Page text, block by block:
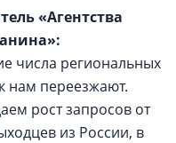
«Агентства
числа региональных
нам переезжают.
рост запросов от
из России, в